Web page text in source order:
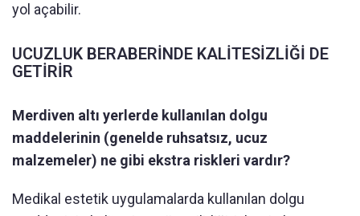
yol açabilir.
UCUZLUK BERABERİNDE KALİTESİZLİĞİ DE
GETİRİR
Merdiven altı yerlerde kullanılan dolgu
maddelerinin (genelde ruhsatsız, ucuz
malzemeler) ne gibi ekstra riskleri vardır?
Medikal estetik uygulamalarda kullanılan dolgu